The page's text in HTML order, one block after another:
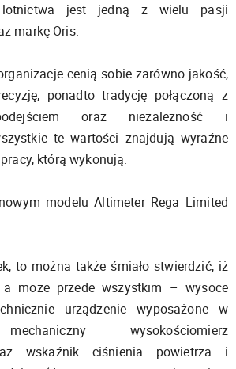
lotnictwa jest jedną z wielu pasji
markę Oris.
cenią sobie zarówno jakość,
ponadto tradycję połączoną z
oraz niezależność i
te wartości znajdują wyraźne
którą wykonują.
modelu Altimeter Rega Limited
to można także śmiało stwierdzić, iż
może przede wszystkim – wysoce
urządzenie wyposażone w
wysokościomierz
wskaźnik ciśnienia powietrza i